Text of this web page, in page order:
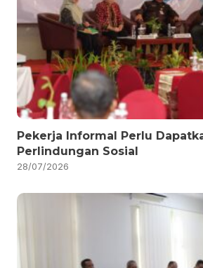
Pekerja Informal Perlu
Perlindungan Sosial
28/07/2026